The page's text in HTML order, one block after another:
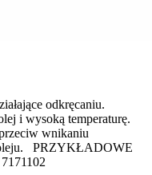
odkręcaniu.
i wysoką temperaturę.
wnikaniu
oleju. PRZYKŁADOWE